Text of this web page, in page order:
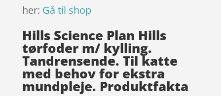
her: Gå til shop
Hills Science Plan Hills
tørfoder m/ kylling.
Tandrensende. Til katte
med behov for ekstra
mundpleje. Produktfakta